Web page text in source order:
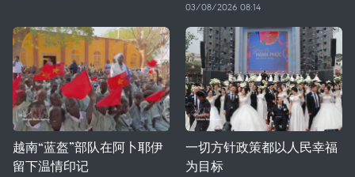
03/08/2026 08:14
越南“蓝盔”部队在阿卜耶伊
留下温情印记
一切方针政策都以人民幸福
为目标